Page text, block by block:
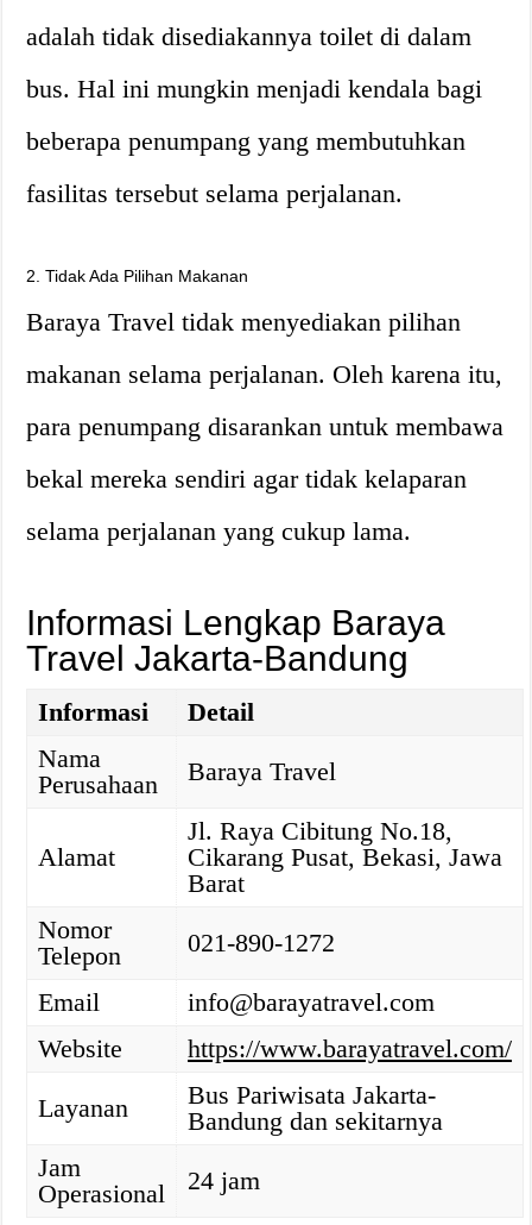
adalah tidak disediakannya toilet di dalam
bus. Hal ini mungkin menjadi kendala bagi
beberapa penumpang yang membutuhkan
fasilitas tersebut selama perjalanan.
2. Tidak Ada Pilihan Makanan
Baraya Travel tidak menyediakan pilihan
makanan selama perjalanan. Oleh karena itu,
para penumpang disarankan untuk membawa
bekal mereka sendiri agar tidak kelaparan
selama perjalanan yang cukup lama.
Informasi Lengkap Baraya
Travel Jakarta-Bandung
Informasi
Detail
Nama
Perusahaan
Baraya Travel
Alamat
Jl. Raya Cibitung No.18,
Cikarang Pusat, Bekasi, Jawa
Barat
Nomor
Telepon
021-890-1272
Email
info@barayatravel.com
Website
https://www.barayatravel.com/
Layanan
Bus Pariwisata Jakarta-
Bandung dan sekitarnya
Jam
Operasional
24 jam